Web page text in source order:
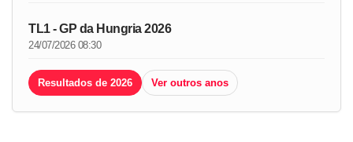
TL1 - GP da Hungria 2026
24/07/2026 08:30
Resultados de 2026 Ver outros anos